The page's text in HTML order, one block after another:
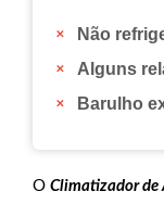
Não
Alguns
Barulho
O Climatizador de